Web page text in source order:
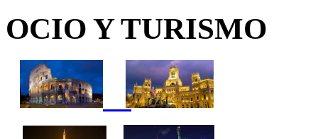
OCIO Y TURISMO